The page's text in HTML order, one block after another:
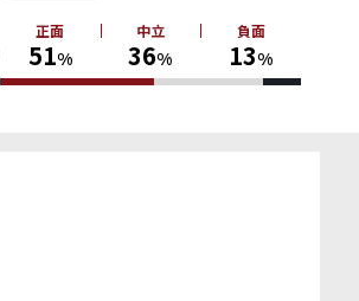
正面
51%
中立
36%
負面
13%